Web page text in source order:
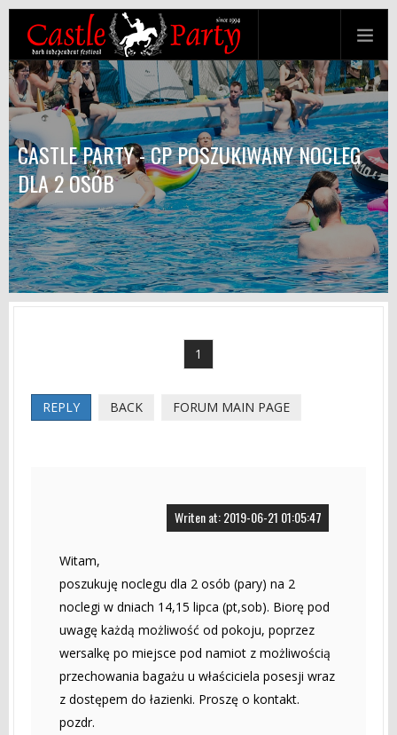
CASTLE PARTY - CP POSZUKIWANY NOCLEG
DLA 2 OSÓB
1
REPLY BACK FORUM MAIN PAGE
Writen at: 2019-06-21 01:05:47
Witam,
poszukuję noclegu dla 2 osób (pary) na 2
noclegi w dniach 14,15 lipca (pt,sob). Biorę pod
uwagę każdą możliwość od pokoju, poprzez
wersalkę po miejsce pod namiot z możliwością
przechowania bagażu u właściciela posesji wraz
z dostępem do łazienki. Proszę o kontakt.
pozdr.